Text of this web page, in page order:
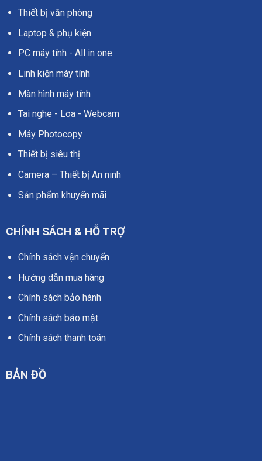
Thiết bị văn phòng
Laptop & phụ kiện
PC máy tính - All in one
Linh kiện máy tính
Màn hình máy tính
Tai nghe - Loa - Webcam
Máy Photocopy
Thiết bị siêu thị
Camera – Thiết bị An ninh
Sản phẩm khuyến mãi
CHÍNH SÁCH & HỖ TRỢ
Chính sách vận chuyển
Hướng dẫn mua hàng
Chính sách bảo hành
Chính sách bảo mật
Chính sách thanh toán
BẢN ĐỒ